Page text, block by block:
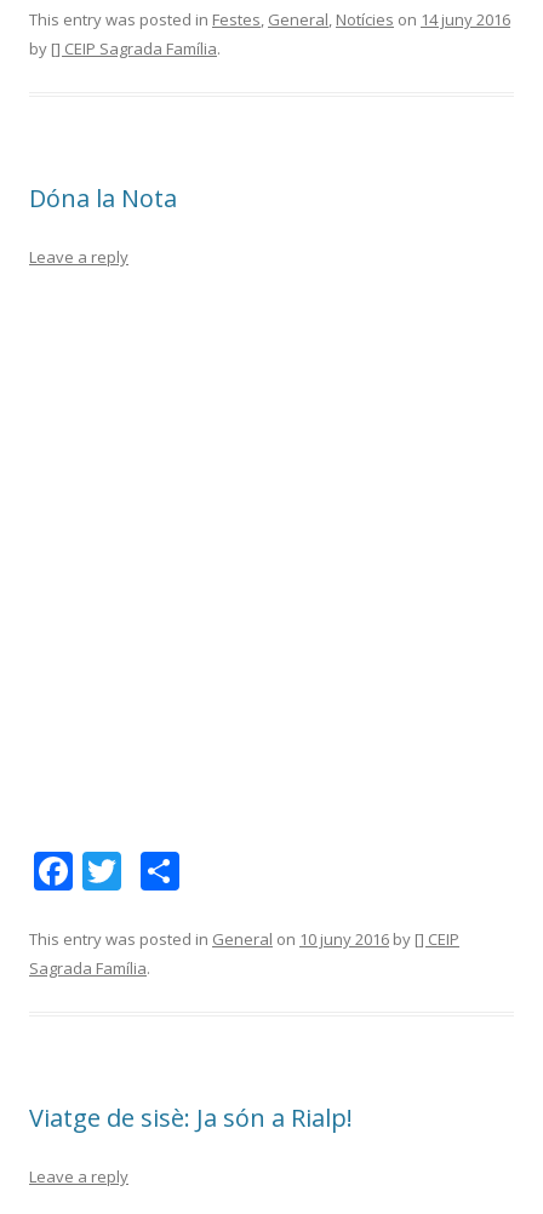
e
b
k
itt
er
m
p
This entry was posted in Festes, General, Notícies on 14 juny 2016
by [] CEIP Sagrada Família.
Dóna la Nota
Leave a reply
F
e
b
k
T
itt
er
m
ix
This entry was posted in General on 10 juny 2016 by [] CEIP
Sagrada Família.
Viatge de sisè: Ja són a Rialp!
Leave a reply